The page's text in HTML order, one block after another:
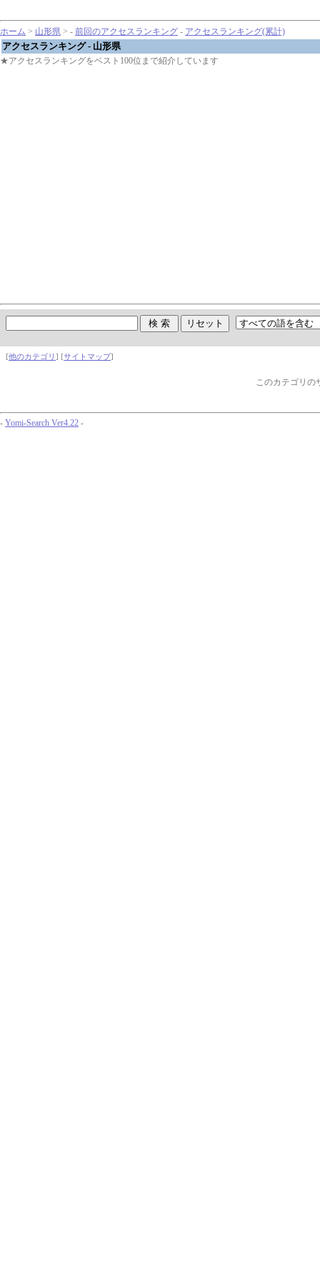
ホーム > 山形県 > - 前回のアクセスランキング - アクセスランキング(累計)
アクセスランキング - 山形県
★アクセスランキングをベスト100位まで紹介しています
[他のカテゴリ ] [サイトマップ]
このカテゴリの
- Yomi-Search Ver4.22 -